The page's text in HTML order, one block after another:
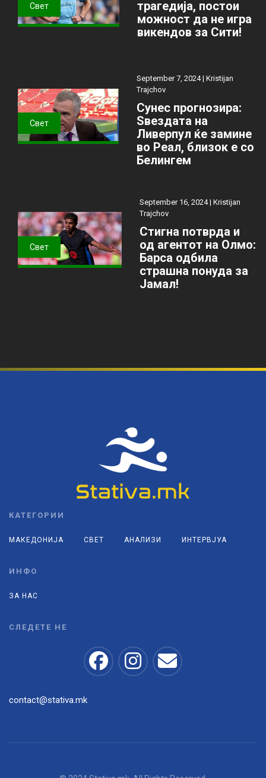
Свет
трагедија, постои
можност да не игра
викендов за Сити!
Свет
September 7, 2024 | Kristijan
Trajchov
Сунес прогнозира:
Ѕвездата на
Ливерпул ќе замине
во Реал, близок е со
Белингем
Свет
September 16, 2024 | Kristijan
Trajchov
Стигна потврда и
од агентот на Олмо:
Барса одбила
страшна понуда за
Јамал!
КАТЕГОРИИ
МАКЕДОНИЈА СВЕТ АНАЛИЗИ ИНТЕРВЈУА
ИНФО
ЗА НАС
СЛЕДЕТЕ НЕ
contact@stativa.mk